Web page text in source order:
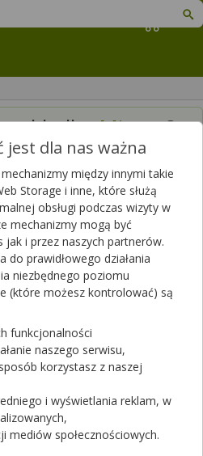
Koszyk
wkladkaMirena?
w Jeleniej
wkladke na
na NFZ założyć to juz Pani nie
dla nas ważna
między innymi takie
Storage i inne, które służą
obsługi podczas wizyty w
mechanizmy mogą być
jak i przez naszych partnerów.
do prawidłowego działania
niezbędnego poziomu
(które możesz kontrolować) są
funkcjonalności
naszego serwisu,
korzystasz z naszej
i wyświetlania reklam, w
mediów społecznościowych.